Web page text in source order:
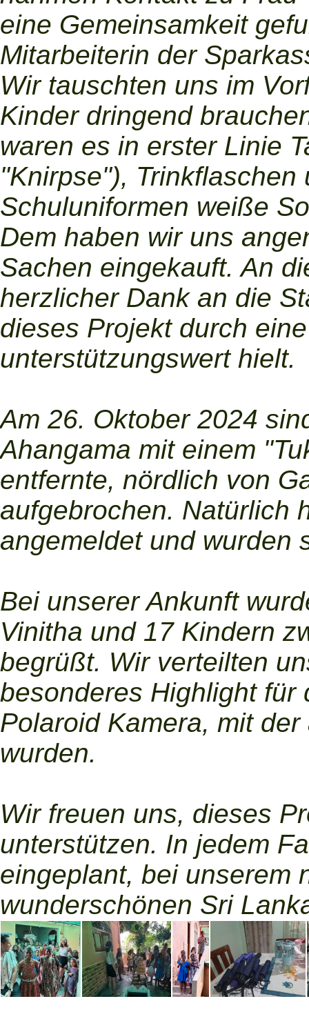
eine Gemeinsamkeit
Mitarbeiterin der
Wir tauschten uns im
Kinder dringend
waren es in erster Linie
"Knirpse"),
Schuluniformen weiße
Dem haben wir uns
Sachen eingekauft. An
herzlicher Dank an die
dieses Projekt durch
unterstützungswert hielt.
Am 26. Oktober 2024
Ahangama mit einem
entfernte, nördlich von
aufgebrochen. Natürlich
angemeldet und wurden
Bei unserer Ankunft
Vinitha und 17 Kindern
begrüßt. Wir verteilten
besonderes Highlight für
Polaroid Kamera, mit
wurden.
Wir freuen uns, dieses
unterstützen. In jedem
eingeplant, bei unserem
wunderschönen Sri